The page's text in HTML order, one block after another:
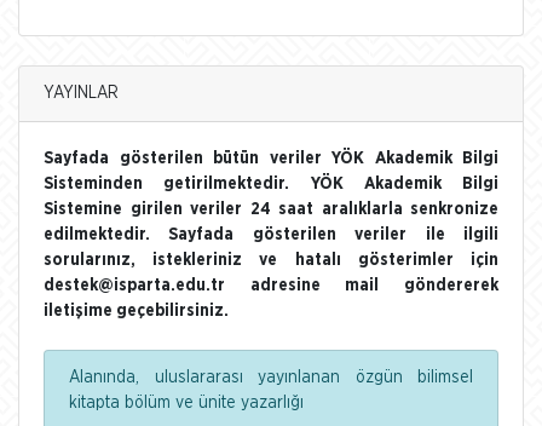
YAYINLAR
Sayfada gösterilen bütün veriler YÖK Akademik Bilgi
Sisteminden getirilmektedir. YÖK Akademik Bilgi
Sistemine girilen veriler 24 saat aralıklarla senkronize
edilmektedir. Sayfada gösterilen veriler ile ilgili
sorularınız, istekleriniz ve hatalı gösterimler için
destek@isparta.edu.tr adresine mail göndererek
iletişime geçebilirsiniz.
Alanında, uluslararası yayınlanan özgün bilimsel
kitapta bölüm ve ünite yazarlığı